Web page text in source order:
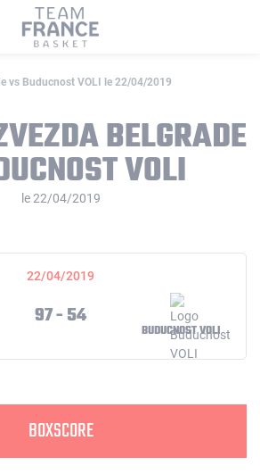
vs Buducnost VOLI le 22/04/2019
BELGRADE
VOLI
le 22/04/2019
22/04/2019
97 - 54
BUDUCNOST VOLI
BOXSCORE